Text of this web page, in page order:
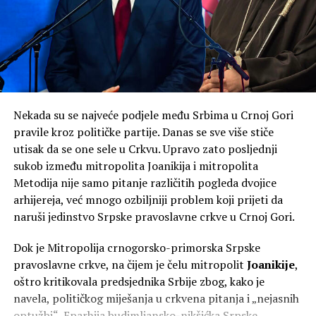
Na pitanje da li je NSD ostala dosljedna svemu za šta se
zalagala, kazao je kako je to pitanje za njih.
Knežević ne isključuje mogućnost da po izborima 2027.
godine bude formirana Vlada čiji će predsjednik biti on.
formirali Vladu bez ovih koji hoće da nas šalju kod
Satlera, prva odluka koju ću donijeti kao premijer biće
otpriznavanje Kosova. Kao premijer. Gdje bi im bio kraj
da sam ja bio premijer i od 2023, ja znam da štitim
nacionalne interese”, poručio je on.
Nekada su se najveće podjele među Srbima u Crnoj Gori
pravile kroz političke partije. Danas se sve više stiče
utisak da se one sele u Crkvu. Upravo zato posljednji
sukob između mitropolita Joanikija i mitropolita
Metodija nije samo pitanje različitih pogleda dvojice
arhijereja, već mnogo ozbiljniji problem koji prijeti da
naruši jedinstvo Srpske pravoslavne crkve u Crnoj Gori.
Dok je Mitropolija crnogorsko-primorska Srpske
pravoslavne crkve, na čijem je čelu mitropolit Joanikije,
oštro kritikovala predsjednika Srbije zbog, kako je
navela, političkog miješanja u crkvena pitanja i „nejasnih